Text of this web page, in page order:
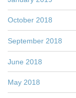
October 2018
September 2018
June 2018
May 2018